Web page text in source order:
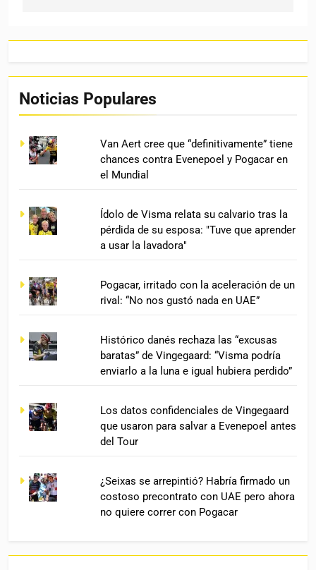
Noticias Populares
Van Aert cree que “definitivamente” tiene
chances contra Evenepoel y Pogacar en
el Mundial
Ídolo de Visma relata su calvario tras la
pérdida de su esposa: "Tuve que aprender
a usar la lavadora"
Pogacar, irritado con la aceleración de un
rival: “No nos gustó nada en UAE”
Histórico danés rechaza las “excusas
baratas” de Vingegaard: “Visma podría
enviarlo a la luna e igual hubiera perdido”
Los datos confidenciales de Vingegaard
que usaron para salvar a Evenepoel antes
del Tour
¿Seixas se arrepintió? Habría firmado un
costoso precontrato con UAE pero ahora
no quiere correr con Pogacar